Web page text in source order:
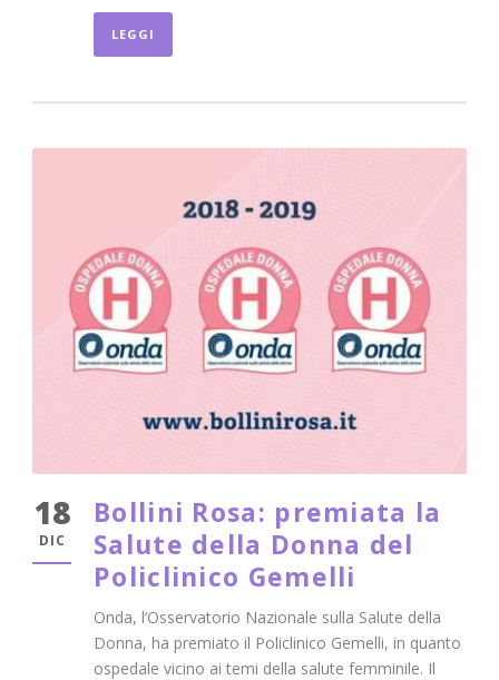
LEGGI
18
DIC
Bollini Rosa: premiata la
Salute della Donna del
Policlinico Gemelli
Onda, l‘Osservatorio Nazionale sulla Salute della
Donna, ha premiato il Policlinico Gemelli, in quanto
ospedale vicino ai temi della salute femminile. Il